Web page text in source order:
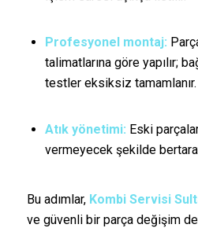
Profesyonel montaj:
talimatlarına göre yapılır;
testler eksiksiz tamamlanır.
Atık yönetimi: Eski
vermeyecek şekilde
Bu adımlar, Kombi Servisi
ve güvenli bir parça değişim